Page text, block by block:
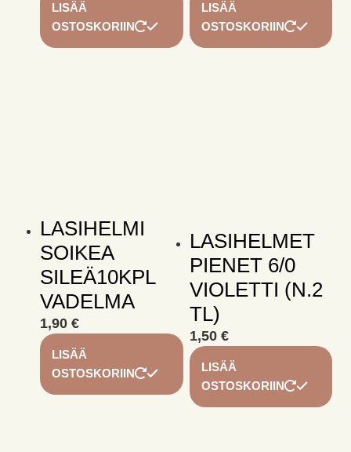
LISÄÄ
OSTOSKORIIN
LISÄÄ
OSTOSKORIIN
LASIHELMI
SOIKEA
SILEÄ10KPL
VADELMA
1,90 €
LISÄÄ
OSTOSKORIIN
LASIHELMET
PIENET 6/0
VIOLETTI (N.2
TL)
1,50 €
LISÄÄ
OSTOSKORIIN